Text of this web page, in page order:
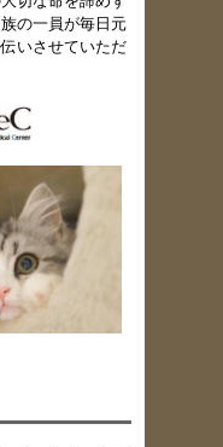
の一員が毎日元
いさせていただ